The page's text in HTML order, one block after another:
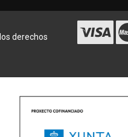
los derechos